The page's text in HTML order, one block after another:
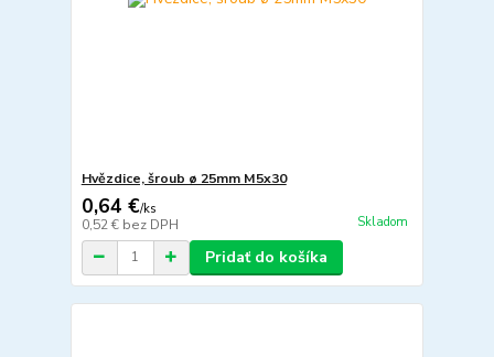
Hvězdice, šroub ø 25mm M5x30
0,64 €/ks
0,52 € bez DPH Skladom
Pridať do košíka